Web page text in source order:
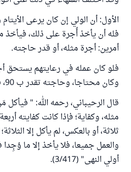
الأول: أن الولي إن كان يرعى
فله أن يأخذ أُجرة على ذلك، فيأخذ
أمرين: أجرة مثله، أو قدر حاجته.
وكان محتاجا، وحاجته تقدر ب 90، فإنه يأخذ 90.
قال الرحيباني، رحمه الله: " فيأكل
مثله، وكفاية؛ فإذا كانت كفايته
ثلاثة، أو بالعكس، لم يأكل إلا
والعمل جميعا، فلا يأخذ إلا ما
أولي النهى" (3/417).